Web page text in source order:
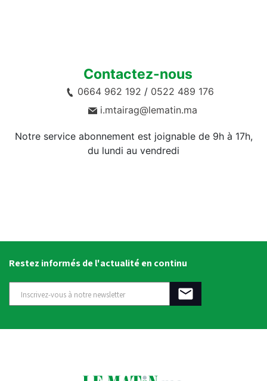
Contactez-nous
0664 962 192 / 0522 489 176
i.mtairag@lematin.ma
Notre service abonnement est joignable de 9h à 17h,
du lundi au vendredi
Restez informés de l'actualité en continu